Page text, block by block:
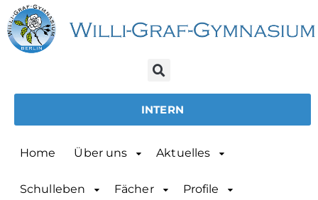
INTERN
Home Über uns Aktuelles
Schulleben Fächer Profile